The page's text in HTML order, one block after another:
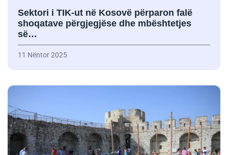
Sektori i TIK-ut në Kosovë përparon falë
shoqatave përgjegjëse dhe mbështetjes
së…
11 Nëntor 2025